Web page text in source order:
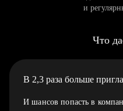
и
Что
В 2,3 раза больше
И шансов попасть в